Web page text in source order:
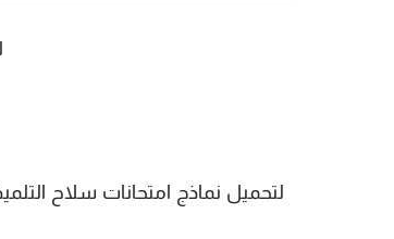
لتحميل نماذج امتحانات سلاح